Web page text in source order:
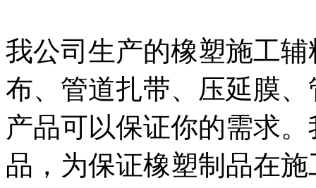
我公司生产的橡塑施工
布、管道扎带、压延膜
产品可以保证你的需求
品，为保证橡塑制品在